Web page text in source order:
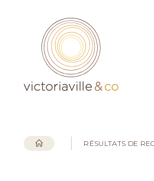
RÉSULTATS DE